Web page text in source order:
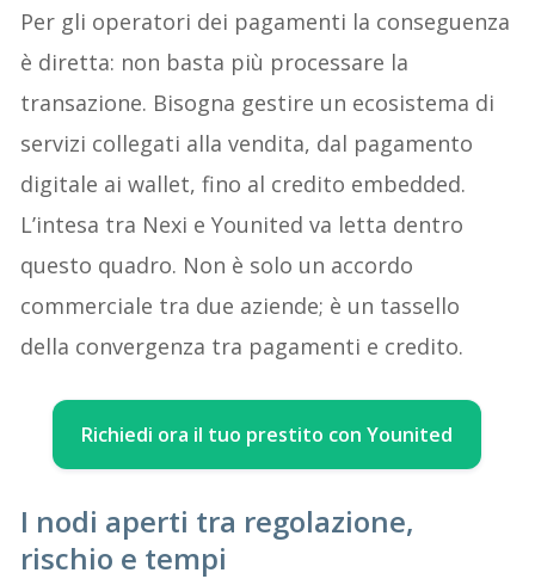
Per gli operatori dei pagamenti la conseguenza
è diretta: non basta più processare la
transazione. Bisogna gestire un ecosistema di
servizi collegati alla vendita, dal pagamento
digitale ai wallet, fino al credito embedded.
L’intesa tra Nexi e Younited va letta dentro
questo quadro. Non è solo un accordo
commerciale tra due aziende; è un tassello
della convergenza tra pagamenti e credito.
Richiedi ora il tuo prestito con Younited
I nodi aperti tra regolazione,
rischio e tempi